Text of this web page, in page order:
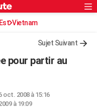
Vietnam
Sujet Suivant
pour partir au
oct. 2008 à 15:16
à 19:09